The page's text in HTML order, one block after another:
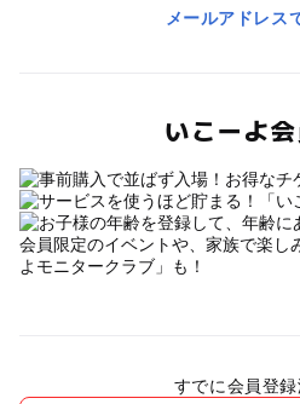
メールアドレス
いこーよ
会員限定のイベントや、家族で楽し
よモニタークラブ」も！
すでに会員登